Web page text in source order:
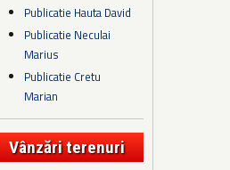
Publicatie Hauta David
Publicatie Neculai
Marius
Publicatie Cretu
Marian
Vânzări terenuri